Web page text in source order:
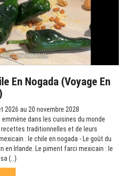
En Nogada (Voyage En
2026 au 20 novembre 2028
dans les cuisines du monde
traditionnelles et de leurs
: le chile en nogada - Le goût du
en Irlande. Le piment farci mexicain : le
(…)